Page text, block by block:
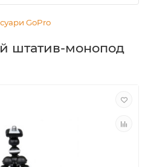
GoPro
штатив-монопод